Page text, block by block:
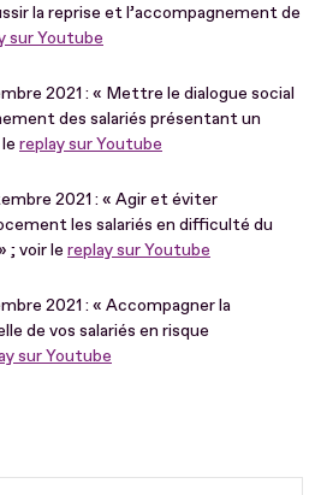
la reprise et l’accompagnement de
sur Youtube
2021 : « Mettre le dialogue social
des salariés présentant un
replay sur Youtube
2021 : « Agir et éviter
les salariés en difficulté du
; voir le replay sur Youtube
2021 : « Accompagner la
de vos salariés en risque
sur Youtube